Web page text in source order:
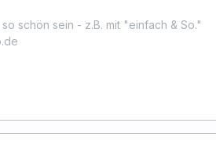
schön sein - z.B. mit "einfach & So."